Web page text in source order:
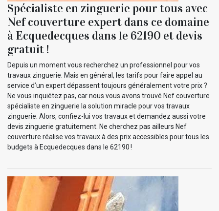
Spécialiste en zinguerie pour tous avec
Nef couverture expert dans ce domaine
à Ecquedecques dans le 62190 et devis
gratuit !
Depuis un moment vous recherchez un professionnel pour vos
travaux zinguerie. Mais en général, les tarifs pour faire appel au
service d’un expert dépassent toujours généralement votre prix ?
Ne vous inquiétez pas, car nous vous avons trouvé Nef couverture
spécialiste en zinguerie la solution miracle pour vos travaux
zinguerie. Alors, confiez-lui vos travaux et demandez aussi votre
devis zinguerie gratuitement. Ne cherchez pas ailleurs Nef
couverture réalise vos travaux à des prix accessibles pour tous les
budgets à Ecquedecques dans le 62190 !